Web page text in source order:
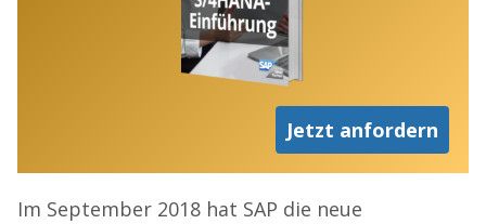
Jetzt anfordern
Im September 2018 hat SAP die neue